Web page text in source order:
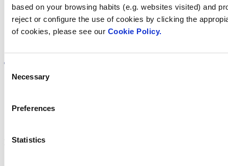
based on your browsing habits (e.g. websites visited) and
reject or configure the use of cookies by clicking the
of cookies, please see our Cookie Policy.
Consent
Selection
Necessary
Preferences
Statistics
Política de privadesa
Fluidra S.A. 2025